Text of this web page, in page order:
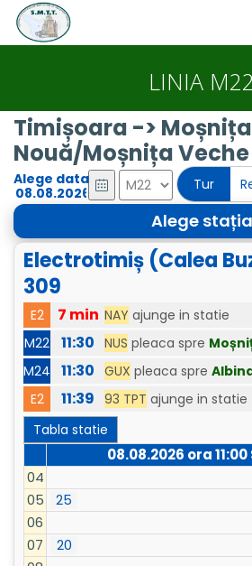
LINIA M22
Timișoara -> Moșnița
Nouă/Moșnița Veche
Alege data Tur
Alege stația
Electrotimiș (Calea
309
E2 7 min NAY ajunge in statie
M22
11:30 NUS pleaca spre
M24
11:30 GUX pleaca spre
E2
11:39 93 TPT ajunge in statie
Tabla statie
08.08.2026 ora11:00
04
05
25
06
07
20